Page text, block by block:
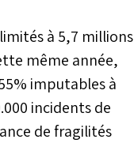
à 5,7 millions
même année,
imputables à
incidents de
de fragilités